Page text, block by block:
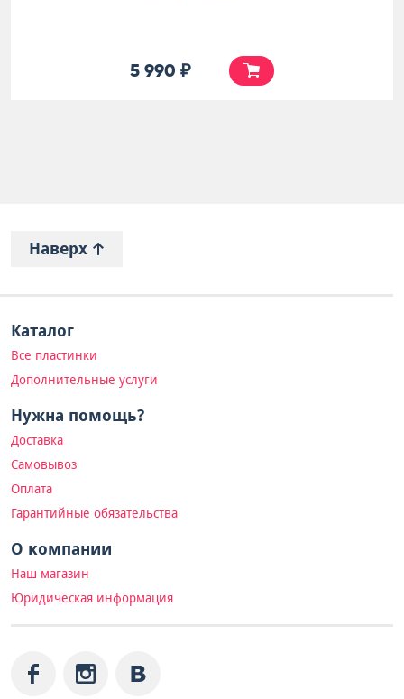
5 990 ₽
Наверх
Каталог
Все пластинки
Дополнительные услуги
Нужна помощь?
Доставка
Самовывоз
Оплата
Гарантийные обязательства
О компании
Наш магазин
Юридическая информация